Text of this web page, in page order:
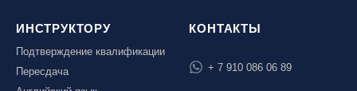
ИНСТРУКТОРУ
Подтверждение квалификации
Пересдача
КОНТАКТЫ
+ 7 910 086 06 89